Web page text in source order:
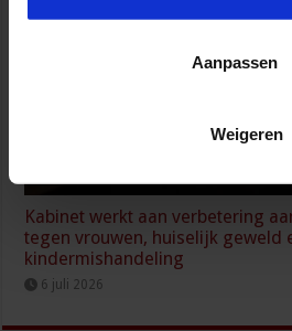
Aanpassen
Weigeren
Kabinet werkt aan verbetering
tegen vrouwen, huiselijk geweld
kindermishandeling
6 juli 2026